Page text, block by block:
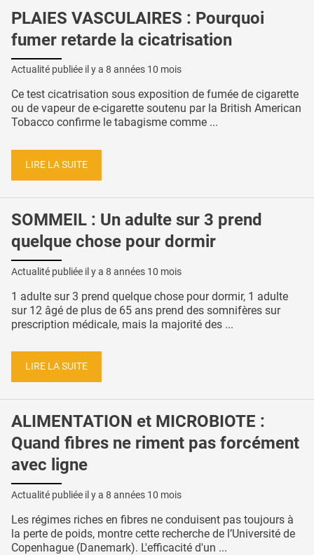
PLAIES VASCULAIRES : Pourquoi
fumer retarde la cicatrisation
Actualité publiée il y a 8 années 10 mois
Ce test cicatrisation sous exposition de fumée de cigarette
ou de vapeur de e-cigarette soutenu par la British American
Tobacco confirme le tabagisme comme ...
LIRE LA SUITE
SOMMEIL : Un adulte sur 3 prend
quelque chose pour dormir
Actualité publiée il y a 8 années 10 mois
1 adulte sur 3 prend quelque chose pour dormir, 1 adulte
sur 12 âgé de plus de 65 ans prend des somnifères sur
prescription médicale, mais la majorité des ...
LIRE LA SUITE
ALIMENTATION et MICROBIOTE :
Quand fibres ne riment pas forcément
avec ligne
Actualité publiée il y a 8 années 10 mois
Les régimes riches en fibres ne conduisent pas toujours à
la perte de poids, montre cette recherche de l’Université de
Copenhague (Danemark). L'efficacité d'un ...